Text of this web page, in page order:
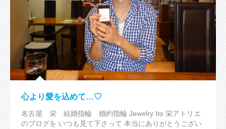
心より愛を込めて…♡
名古屋 栄 結婚指輪 婚約指輪 Jewelry Ito 栄アトリエ
のブログを いつも見て下さって 本当にありがとうござい